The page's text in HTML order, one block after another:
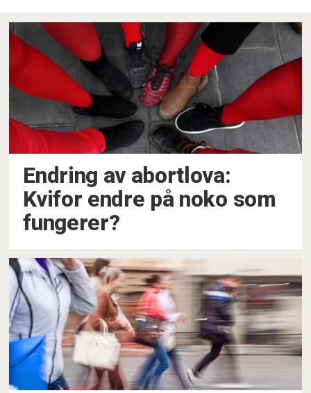
Endring av abortlova:
Kvifor endre på noko som
fungerer?